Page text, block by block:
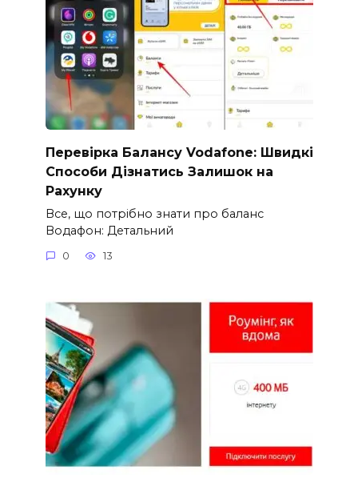
Перевірка Балансу Vodafone: Швидкі
Способи Дізнатись Залишок на
Рахунку
Все, що потрібно знати про баланс
Водафон: Детальний
0 13